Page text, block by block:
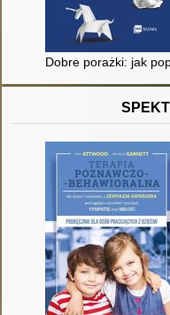
Dobre porażki: jak